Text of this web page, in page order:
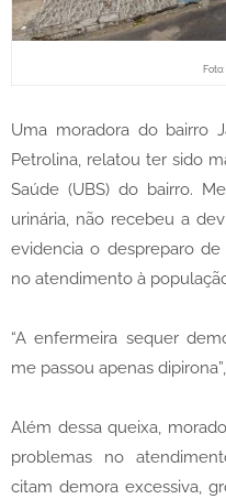
Uma moradora do bairro
Petrolina, relatou ter sido
Saúde (UBS) do bairro.
urinária, não recebeu a
evidencia o despreparo
no atendimento à
“A enfermeira sequer
me passou apenas
Além dessa queixa,
problemas no
citam demora excessiva,